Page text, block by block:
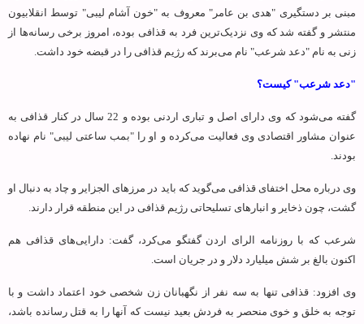
مبنی بر دستگیری "هدی بن عامر" معروف به "خون آشام لیبی" توسط انقلابیون
منتشر و گفته شد که وی نزدیک‌ترین فرد به قذافی بوده، امروز برخی رسانه‌ها از
زنی به نام "دعد شرعب" نام می‌برند که رژیم قذافی را در قبضه خود داشت.
"دعد شرعب" کیست؟
گفته می‌شود که وی دارای اصل و تباری اردنی بوده و 22 سال در کنار قذافی به
عنوان مشاور اقتصادی وی فعالیت می‌کرده و او را "بمب ساعتی لیبی" نام نهاده
بودند.
وی درباره محل اختفای قذافی می‌گوید که باید در مرزهای الجزایر و چاد به دنبال او
گشت، چون ذخایر و انبارهای تسلیحاتی رژیم قذافی در این منطقه قرار دارند.
شرعب که با روزنامه الرای اردن گفتگو می‌کرد، گفت: دارایی‌های قذافی هم
اکنون بالغ بر شش میلیارد دلار و در جریان است.
وی افزود: قذافی تنها به سه نفر از نگهبانان زن شخصی خود اعتماد داشت و با
توجه به خلق و خوی منحصر به فردش بعید نیست که آنها را به قتل رسانده باشد،